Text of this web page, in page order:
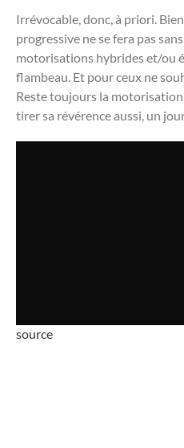
Irrévocable, donc, à priori.
progressive ne se fera pas
motorisations hybrides et/ou
flambeau. Et pour ceux ne
Reste toujours la motorisation
tirer sa révérence aussi, un
source